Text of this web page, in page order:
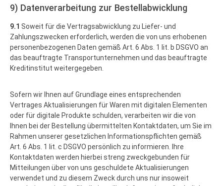
9) Datenverarbeitung zur Bestellabwicklung
9.1 Soweit für die Vertragsabwicklung zu Liefer- und
Zahlungszwecken erforderlich, werden die von uns erhobenen
personenbezogenen Daten gemäß Art. 6 Abs. 1 lit. b DSGVO an
das beauftragte Transportunternehmen und das beauftragte
Kreditinstitut weitergegeben.
Sofern wir Ihnen auf Grundlage eines entsprechenden
Vertrages Aktualisierungen für Waren mit digitalen Elementen
oder für digitale Produkte schulden, verarbeiten wir die von
Ihnen bei der Bestellung übermittelten Kontaktdaten, um Sie im
Rahmen unserer gesetzlichen Informationspflichten gemäß
Art. 6 Abs. 1 lit. c DSGVO persönlich zu informieren. Ihre
Kontaktdaten werden hierbei streng zweckgebunden für
Mitteilungen über von uns geschuldete Aktualisierungen
verwendet und zu diesem Zweck durch uns nur insoweit